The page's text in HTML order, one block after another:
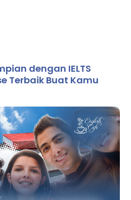
dengan IELTS
Terbaik Buat Kamu